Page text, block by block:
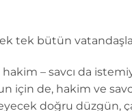
tek bütün
– savcı da
için de, hakim ve
doğru düzgün,